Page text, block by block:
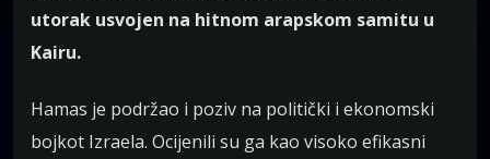
utorak usvojen na hitnom arapskom samitu u
Kairu.
Hamas je podržao i poziv na politički i ekonomski
bojkot Izraela. Ocijenili su ga kao visoko efikasni